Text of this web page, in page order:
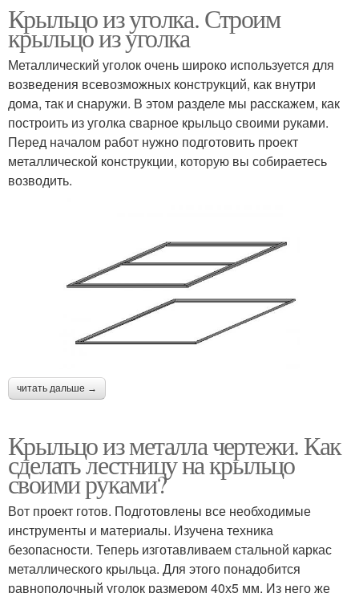
Крыльцо из уголка. Строим
крыльцо из уголка
Металлический уголок очень широко используется для
возведения всевозможных конструкций, как внутри
дома, так и снаружи. В этом разделе мы расскажем, как
построить из уголка сварное крыльцо своими руками.
Перед началом работ нужно подготовить проект
металлической конструкции, которую вы собираетесь
возводить.
читать дальше →
Крыльцо из металла чертежи. Как
сделать лестницу на крыльцо
своими руками?
Вот проект готов. Подготовлены все необходимые
инструменты и материалы. Изучена техника
безопасности. Теперь изготавливаем стальной каркас
металлического крыльца. Для этого понадобится
равнополочный уголок размером 40х5 мм. Из него же